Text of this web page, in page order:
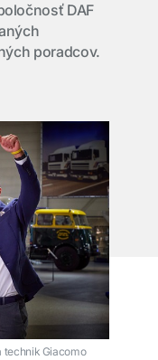
DAF
poradcov.
technik Giacomo